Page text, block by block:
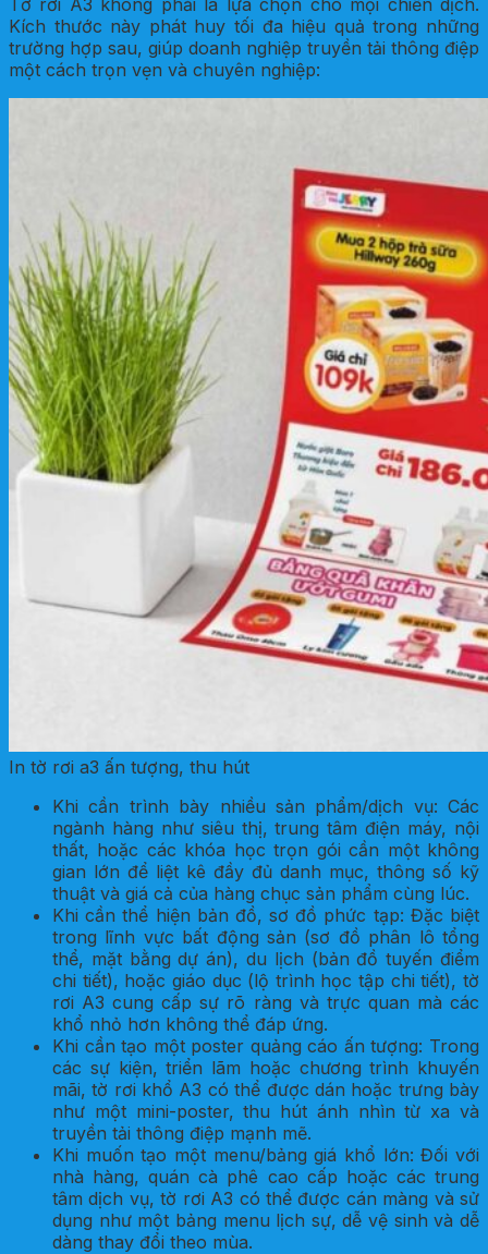
Kích thước này phát huy tối đa hiệu quả trong những
trường hợp sau, giúp doanh nghiệp truyền tải thông điệp
một cách trọn vẹn và chuyên nghiệp:
In tờ rơi a3 ấn tượng, thu hút
Khi cần trình bày nhiều sản phẩm/dịch vụ: Các
ngành hàng như siêu thị, trung tâm điện máy, nội
thất, hoặc các khóa học trọn gói cần một không
gian lớn để liệt kê đầy đủ danh mục, thông số kỹ
thuật và giá cả của hàng chục sản phẩm cùng lúc.
Khi cần thể hiện bản đồ, sơ đồ phức tạp: Đặc biệt
trong lĩnh vực bất động sản (sơ đồ phân lô tổng
thể, mặt bằng dự án), du lịch (bản đồ tuyến điểm
chi tiết), hoặc giáo dục (lộ trình học tập chi tiết), tờ
rơi A3 cung cấp sự rõ ràng và trực quan mà các
khổ nhỏ hơn không thể đáp ứng.
Khi cần tạo một poster quảng cáo ấn tượng: Trong
các sự kiện, triển lãm hoặc chương trình khuyến
mãi, tờ rơi khổ A3 có thể được dán hoặc trưng bày
như một mini-poster, thu hút ánh nhìn từ xa và
truyền tải thông điệp mạnh mẽ.
Khi muốn tạo một menu/bảng giá khổ lớn: Đối với
nhà hàng, quán cà phê cao cấp hoặc các trung
tâm dịch vụ, tờ rơi A3 có thể được cán màng và sử
dụng như một bảng menu lịch sự, dễ vệ sinh và dễ
dàng thay đổi theo mùa.